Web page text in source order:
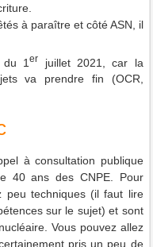
à paraître et côté ASN, il
du 1er
juillet 2021, car la
va prendre fin (OCR,
à consultation publique
40 ans des CNPE. Pour
peu techniques (il faut lire
sur le sujet) et sont
Vous pouvez allez
pris un peu de